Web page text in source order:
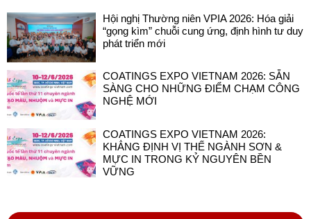
Hội nghị Thường niên VPIA 2026: Hóa giải
“gọng kìm” chuỗi cung ứng, định hình tư duy
phát triển mới
COATINGS EXPO VIETNAM 2026: SẴN
SÀNG CHO NHỮNG ĐIỂM CHẠM CÔNG
NGHỆ MỚI
COATINGS EXPO VIETNAM 2026:
KHẲNG ĐỊNH VỊ THẾ NGÀNH SƠN &
MỰC IN TRONG KỶ NGUYÊN BỀN
VỮNG